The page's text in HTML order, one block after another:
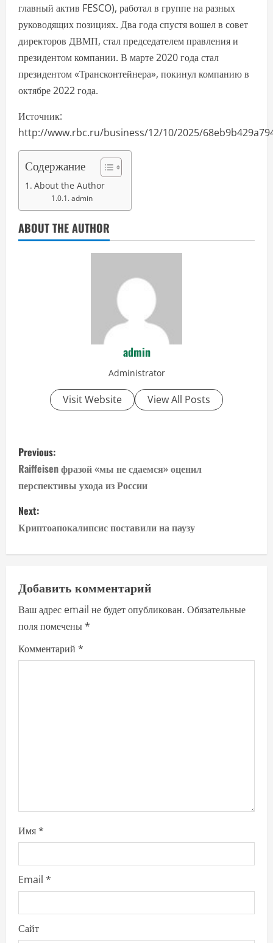
главный актив FESCO), работал в группе на разных
руководящих позициях. Два года спустя вошел в совет
директоров ДВМП, стал председателем правления и
президентом компании. В марте 2020 года стал
президентом «Трансконтейнера», покинул компанию в
октябре 2022 года.
Источник:
http://www.rbc.ru/business/12/10/2025/
Содержание
About the Author
admin
ABOUT THE AUTHOR
admin
Administrator
Visit Website View All Posts
P
o
s
t
n
v
i
g
Previous:
Raiffeisen фразой «мы не сдаемся» оценил
перспективы ухода из России
Next:
Криптоапокалипсис поставили на паузу
Добавить комментарий
Ваш адрес email не будет опубликован. Обязательные
поля помечены*
Комментарий *
Имя*
Email *
Сайт